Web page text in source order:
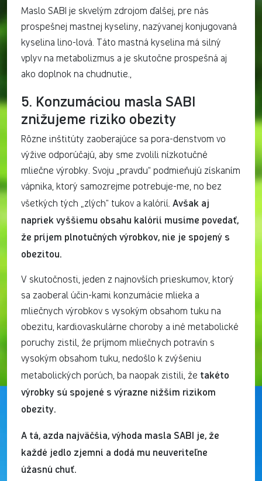
Maslo SABI je skvelým zdrojom ďalšej, pre nás
prospešnej mastnej kyseliny, nazývanej konjugovaná
kyselina lino-lová. Táto mastná kyselina má silný
vplyv na metabolizmus a je skutočne prospešná aj
ako doplnok na chudnutie.,
5. Konzumáciou masla SABI
znižujeme riziko obezity
Rôzne inštitúty zaoberajúce sa pora-denstvom vo
výžive odporúčajú, aby sme zvolili nízkotučné
mliečne výrobky. Svoju „pravdu“ podmieňujú získaním
vápnika, ktorý samozrejme potrebuje-me, no bez
všetkých tých „zlých“ tukov a kalórií. Avšak aj
napriek vyššiemu obsahu kalórií musíme povedať,
že príjem plnotučných výrobkov, nie je spojený s
obezitou.
V skutočnosti, jeden z najnovších prieskumov, ktorý
sa zaoberal účin-kami konzumácie mlieka a
mliečnych výrobkov s vysokým obsahom tuku na
obezitu, kardiovaskulárne choroby a iné metabolické
poruchy zistil, že príjmom mliečnych potravín s
vysokým obsahom tuku, nedošlo k zvýšeniu
metabolických porúch, ba naopak zistili, že takéto
výrobky sú spojené s výrazne nižším rizikom
obezity.
A tá, azda najväčšia, výhoda masla SABI je, že
každé jedlo zjemní a dodá mu neuveriteľne
úžasnú chuť.